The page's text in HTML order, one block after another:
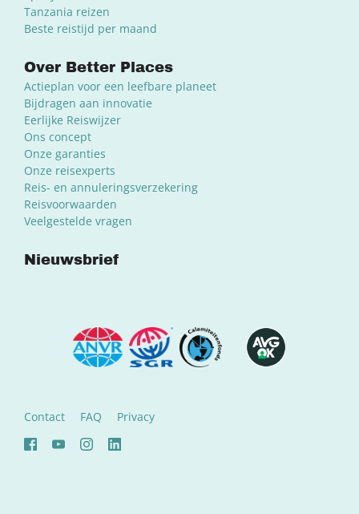
Tanzania reizen
Beste reistijd per maand
Over Better Places
Actieplan voor een leefbare planeet
Bijdragen aan innovatie
Eerlijke Reiswijzer
Ons concept
Onze garanties
Onze reisexperts
Reis- en annuleringsverzekering
Reisvoorwaarden
Veelgestelde vragen
Nieuwsbrief
Contact FAQ Privacy